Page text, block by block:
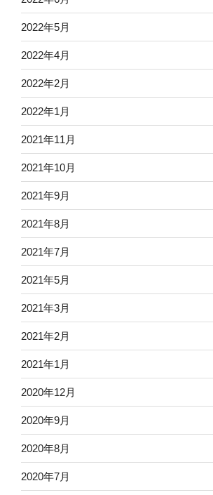
2022年5月
2022年4月
2022年2月
2022年1月
2021年11月
2021年10月
2021年9月
2021年8月
2021年7月
2021年5月
2021年3月
2021年2月
2021年1月
2020年12月
2020年9月
2020年8月
2020年7月